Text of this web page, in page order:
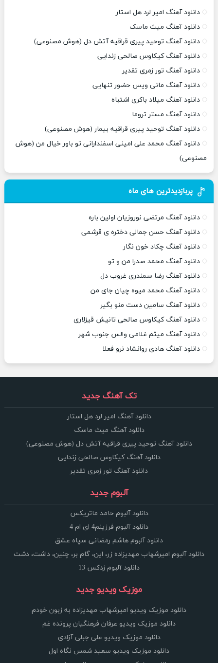
دانلود آهنگ امیر لرد هل استار
دانلود آهنگ میث ماسک
دانلود آهنگ توحید پیری قراقیه آتش دل (هوش مصنوعی)
دانلود آهنگ کیکاوس صالحی زندایی
دانلود آهنگ تور زمری تقدیر
دانلود آهنگ مانی ویس حضور تنهایی
دانلود آهنگ میلاد باکری اشتباه
دانلود آهنگ مستر تروما
دانلود آهنگ توحید پیری قراقیه بیمار (هوش مصنوعی)
دانلود آهنگ محمد علی امینی اسفندارانی تو باور خیال من (هوش
مصنوعی)
پربازدیدترین های ماه
دانلود آهنگ مرتضی نوروزیان اولین باره
دانلود آهنگ حسن جمالی دختره ی قرشمی
دانلود آهنگ چکاد خون نگار
دانلود آهنگ محمد صدرا من و تو
دانلود آهنگ رضا سمندری غروب دل
دانلود آهنگ محمد میوه چیان جای من
دانلود آهنگ سامین دست منو بگیر
دانلود آهنگ کیکاوس صالحی تانیش قیزلاری
دانلود آهنگ میثم غلامی والس جنوب شهر
دانلود آهنگ هادی روانشاد نرو فعلا
تک آهنگ جدید
دانلود آهنگ امیر لرد هل استار
دانلود آهنگ میث ماسک
دانلود آهنگ توحید پیری قراقیه آتش دل (هوش مصنوعی)
دانلود آهنگ کیکاوس صالحی زندایی
دانلود آهنگ تور زمری تقدیر
آلبوم جدید
دانلود آلبوم حامد ماتریکس
دانلود آلبوم فرزینم4 ای ام 4
دانلود آلبوم هاشم رمضانی سپاه عشق
دانلود آلبوم امیرشهاب مهدیزاده زر، این، گام بر، چنین، داشت، دشت
دانلود آلبوم زدکس 13
موزیک ویدیو جدید
دانلود موزیک ویدیو امیرشهاب مهدیزاده به زبون خودم
دانلود موزیک ویدیو عرفان فرهنگیان پرونده غم
دانلود موزیک ویدیو علی جبلی آزادی
دانلود موزیک ویدیو سعید شمس نگاه اول